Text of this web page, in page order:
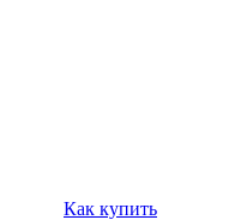
Как купить